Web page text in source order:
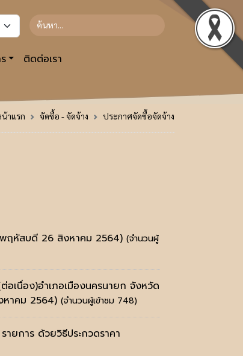
ติดต่อเรา
าแรก จัดซื้อ - จัดจ้าง ประกาศจัดซื้อจัดจ้าง
ฤหัสบดี 26 สิงหาคม 2564) (จำนวนผู้
เนื่อง)อำเภอเมืองนครนายก จังหวัด
าคม 2564) (จำนวนผู้เข้าชม 748)
ยการ ด้วยวิธีประกวดราคา